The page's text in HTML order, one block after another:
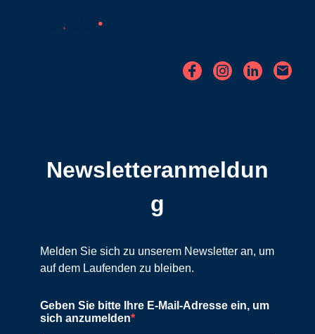
Newsletteranmeldun
g
Melden Sie sich zu unserem Newsletter an, um
auf dem Laufenden zu bleiben.
Geben Sie bitte Ihre E-Mail-Adresse ein, um
sich anzumelden